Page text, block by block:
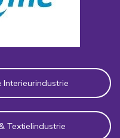
Textielindustrie